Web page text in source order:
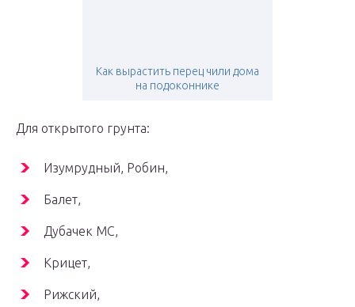
Как вырастить перец чили дома
на подоконнике
Для открытого грунта:
Изумрудный, Робин,
Балет,
Дубачек МС,
Крицет,
Рижский,